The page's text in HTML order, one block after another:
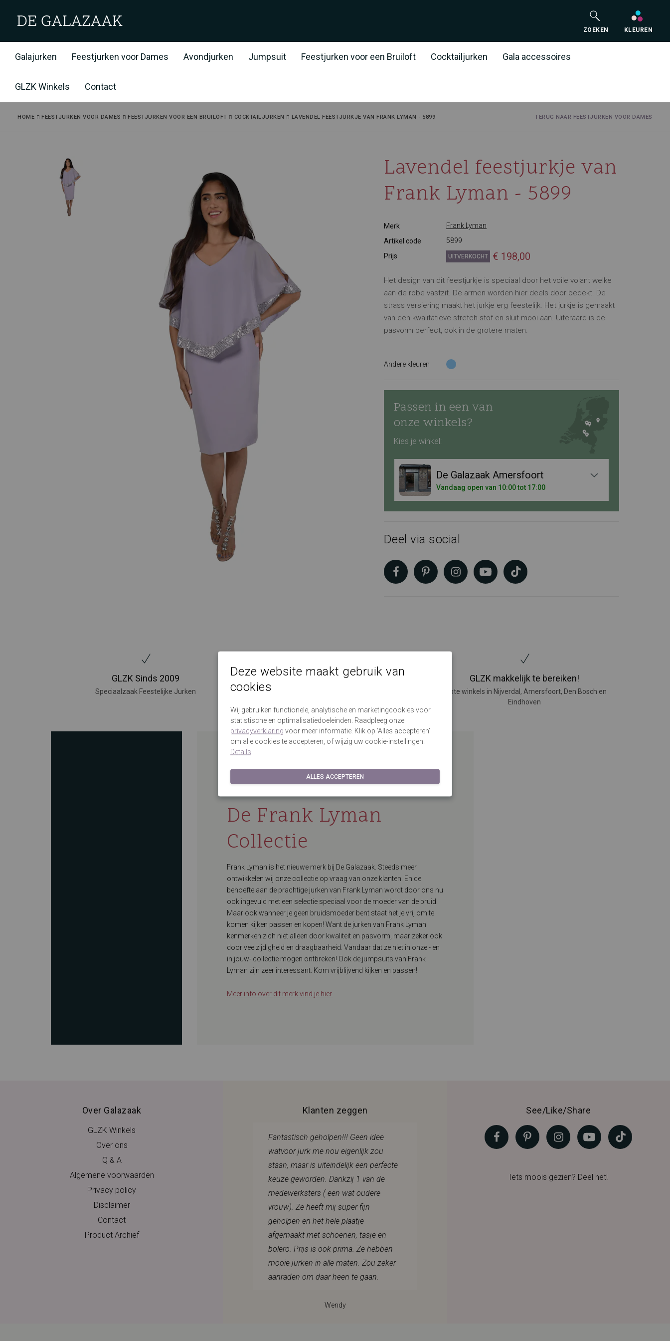
ZOEKEN KLEUREN
Galajurken Feestjurken voor Dames Avondjurken Jumpsuit Feestjurken voor een Bruiloft Cocktailjurken Gala accessoires
GLZK Winkels Contact
HOME FEESTJURKEN VOOR DAMES FEESTJURKEN VOOR EEN BRUILOFT COCKTAILJURKEN LAVENDEL FEESTJURKJE VAN FRANK LYMAN - 5899 TERUG NAAR FEESTJURKEN VOOR DAMES
Lavendel feestjurkje van
Frank Lyman - 5899
Merk
Frank Lyman
Artikel code
5899
Prijs
UITVERKOCHT € 198,00
Het design van dit feestjurkje is speciaal door het voile volant welke
aan de robe vastzit. De armen worden hier deels door bedekt. De
strass versiering maakt het jurkje erg feestelijk. Het jurkje is gemaakt
van een kwalitatieve stretch stof en sluit mooi aan. Uiteraard is de
pasvorm perfect, ook in de grotere maten.
Andere kleuren
Passen in een van
onze winkels?
Kies je winkel:
De Galazaak Amersfoort
Vandaag open van 10:00 tot 17:00
Deel via social
GLZK Sinds 2009
Speciaalzaak Feestelijke Jurken
Gevarieerde GLZK-collectie! GLZK makkelijk te bereiken!
Grote winkels in Nijverdal, Amersfoort, Den Bosch en
Eindhoven
Frank Lyman
De Frank Lyman
Collectie
Frank Lyman is het nieuwe merk bij De Galazaak. Steeds meer
ontwikkelen wij onze collectie op vraag van onze klanten. En de
behoefte aan de prachtige jurken van Frank Lyman wordt door ons nu
ook ingevuld met een selectie speciaal voor de moeder van de bruid.
Maar ook wanneer je geen bruidsmoeder bent staat het je vrij om te
komen kijken passen en kopen! Want de jurken van Frank Lyman
kenmerken zich niet alleen door kwaliteit en pasvorm, maar zeker ook
door veelzijdigheid en draagbaarheid. Vandaar dat ze niet in onze - en
in jouw- collectie mogen ontbreken! Ook de jumpsuits van Frank
Lyman zijn zeer interessant. Kom vrijblijvend kijken en passen!
Meer info over dit merk vind je hier.
Over Galazaak
GLZK Winkels
Over ons
Q & A
Algemene voorwaarden
Privacy policy
Disclaimer
Contact
Product Archief
Klanten zeggen
Fantastisch geholpen!!! Geen idee
watvoor jurk me nou eigenlijk zou
staan, maar is uiteindelijk een perfecte
keuze geworden. Dankzij 1 van de
medewerksters ( een wat oudere
vrouw). Ze heeft mij super fijn
geholpen en het hele plaatje
afgemaakt met schoenen, tasje en
bolero. Prijs is ook prima. Ze hebben
mooie jurken in alle maten. Zou zeker
aanraden om daar heen te gaan.
Wendy
See/Like/Share
Iets moois gezien? Deel het!
Deze website maakt gebruik van
cookies
Wij gebruiken functionele, analytische en marketingcookies voor
statistische en optimalisatiedoeleinden. Raadpleeg onze
privacyverklaring voor meer informatie. Klik op ‘Alles accepteren’
om alle cookies te accepteren, of wijzig uw cookie-instellingen.
Details
ALLES ACCEPTEREN